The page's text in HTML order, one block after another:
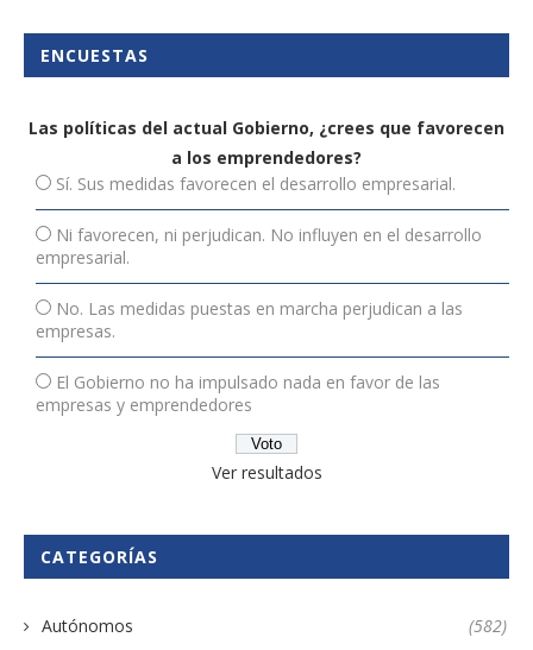
ENCUESTAS
Las políticas del actual Gobierno, ¿crees que favorecen
a los emprendedores?
Sí. Sus medidas favorecen el desarrollo empresarial.
Ni favorecen, ni perjudican. No influyen en el desarrollo
empresarial.
No. Las medidas puestas en marcha perjudican a las
empresas.
El Gobierno no ha impulsado nada en favor de las
empresas y emprendedores
Ver resultados
CATEGORÍAS
Autónomos (582)